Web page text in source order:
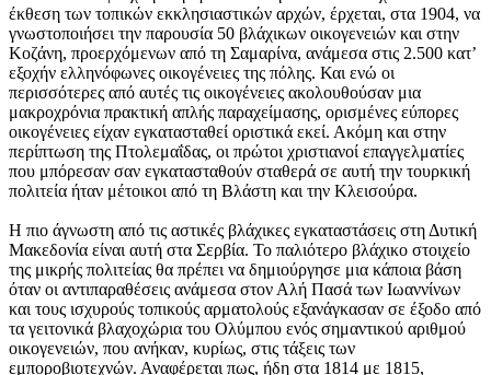
έκθεση των τοπικών εκκλησιαστικών αρχών, έρχεται, στα 1904, να
γνωστοποιήσει την παρουσία 50 βλάχικων οικογενειών και στην
Κοζάνη, προερχόμενων από τη Σαμαρίνα, ανάμεσα στις 2.500 κατ’
εξοχήν ελληνόφωνες οικογένειες της πόλης. Και ενώ οι
περισσότερες από αυτές τις οικογένειες ακολουθούσαν μια
μακροχρόνια πρακτική απλής παραχείμασης, ορισμένες εύπορες
οικογένειες είχαν εγκατασταθεί οριστικά εκεί. Ακόμη και στην
περίπτωση της Πτολεμαΐδας, οι πρώτοι χριστιανοί επαγγελματίες
που μπόρεσαν σαν εγκατασταθούν σταθερά σε αυτή την τουρκική
πολιτεία ήταν μέτοικοι από τη Βλάστη και την Κλεισούρα.
Η πιο άγνωστη από τις αστικές βλάχικες εγκαταστάσεις στη Δυτική
Μακεδονία είναι αυτή στα Σερβία. Το παλιότερο βλάχικο στοιχείο
της μικρής πολιτείας θα πρέπει να δημιούργησε μια κάποια βάση
όταν οι αντιπαραθέσεις ανάμεσα στον Αλή Πασά των Ιωαννίνων
και τους ισχυρούς τοπικούς αρματολούς εξανάγκασαν σε έξοδο από
τα γειτονικά βλαχοχώρια του Ολύμπου ενός σημαντικού αριθμού
οικογενειών, που ανήκαν, κυρίως, στις τάξεις των
εμποροβιοτεχνών. Αναφέρεται πως, ήδη στα 1814 με 1815,